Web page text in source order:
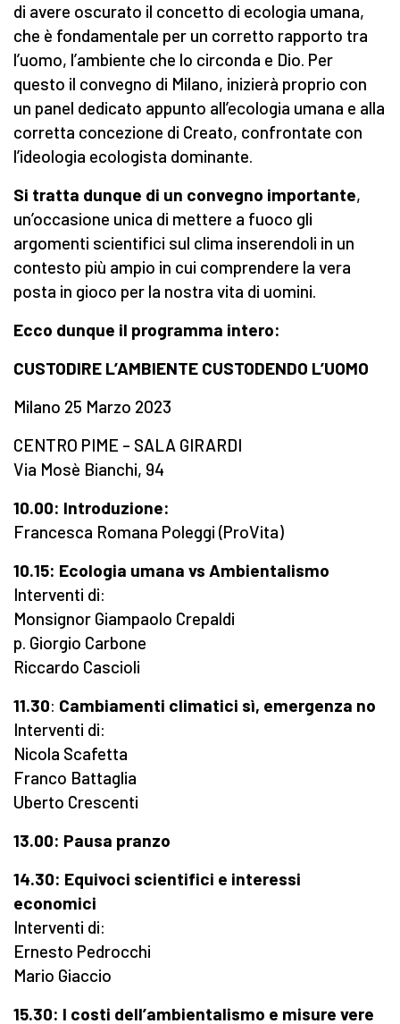
di avere oscurato il concetto di ecologia umana,
che è fondamentale per un corretto rapporto tra
l’uomo, l’ambiente che lo circonda e Dio. Per
questo il convegno di Milano, inizierà proprio con
un panel dedicato appunto all’ecologia umana e alla
corretta concezione di Creato, confrontate con
l’ideologia ecologista dominante.
Si tratta dunque di un convegno importante,
un’occasione unica di mettere a fuoco gli
argomenti scientifici sul clima inserendoli in un
contesto più ampio in cui comprendere la vera
posta in gioco per la nostra vita di uomini.
Ecco dunque il programma intero:
CUSTODIRE L’AMBIENTE CUSTODENDO L’UOMO
Milano 25 Marzo 2023
CENTRO PIME – SALA GIRARDI
Via Mosè Bianchi, 94
10.00: Introduzione:
Francesca Romana Poleggi (ProVita)
10.15: Ecologia umana vs Ambientalismo
Interventi di:
Monsignor Giampaolo Crepaldi
p. Giorgio Carbone
Riccardo Cascioli
11.30: Cambiamenti climatici sì, emergenza no
Interventi di:
Nicola Scafetta
Franco Battaglia
Uberto Crescenti
13.00: Pausa pranzo
14.30: Equivoci scientifici e interessi
economici
Interventi di:
Ernesto Pedrocchi
Mario Giaccio
15.30: I costi dell’ambientalismo e misure vere